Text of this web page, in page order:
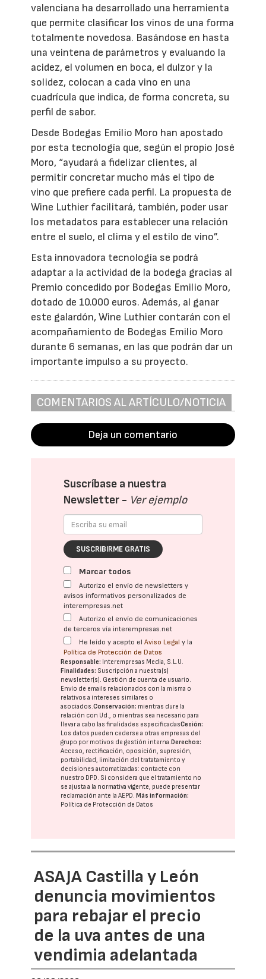
valenciana ha desarrollado una herramienta
que permite clasificar los vinos de una forma
totalmente novedosa. Basándose en hasta
una veintena de parámetros y evaluando la
acidez, el volumen en boca, el dulzor y la
solidez, colocan a cada vino en una
cuadrícula que indica, de forma concreta, su
perfil de sabor.
Desde Bodegas Emilio Moro han apostado
por esta tecnología que, según el propio José
Moro, “ayudará a fidelizar clientes, al
permitir concretar mucho más el tipo de
vino que prefiere cada perfil. La propuesta de
Wine Luthier facilitará, también, poder usar
los metadatos para establecer una relación
entre el suelo, el clima y el estilo de vino”.
Esta innovadora tecnología se podrá
adaptar a la actividad de la bodega gracias al
Premio concedido por Bodegas Emilio Moro,
dotado de 10.000 euros. Además, al ganar
este galardón, Wine Luthier contarán con el
acompañamiento de Bodegas Emilio Moro
durante 6 semanas, en las que podrán dar un
importante impulso a su proyecto.
COMENTARIOS AL ARTÍCULO/NOTICIA
Deja un comentario
Suscríbase a nuestra
Newsletter - Ver ejemplo
SUSCRIBIRME GRATIS
Marcar todos
Autorizo el envío de newsletters y
avisos informativos personalizados de
interempresas.net
Autorizo el envío de comunicaciones
de terceros vía interempresas.net
He leído y acepto elAviso Legal y la
Política de Protección de Datos
Responsable: Interempresas Media, S.L.U.
Finalidades: Suscripción a nuestra(s)
newsletter(s). Gestión de cuenta de usuario.
Envío de emails relacionados con la misma o
relativos a intereses similares o
asociados.Conservación: mientras dure la
relación con Ud., o mientras sea necesario para
llevar a cabo las finalidades especificadasCesión:
Los datos pueden cederse a otras empresas del
grupo por motivos de gestión interna. Derechos:
Acceso, rectificación, oposición, supresión,
portabilidad, limitación del tratatamiento y
decisiones automatizadas: contacte con
nuestro DPD. Si considera que el tratamiento no
se ajusta a la normativa vigente, puede presentar
reclamación ante laAEPD. Más información:
Política de Protección de Datos
ASAJA Castilla y León
denuncia movimientos
para rebajar el precio
de la uva antes de una
vendimia adelantada